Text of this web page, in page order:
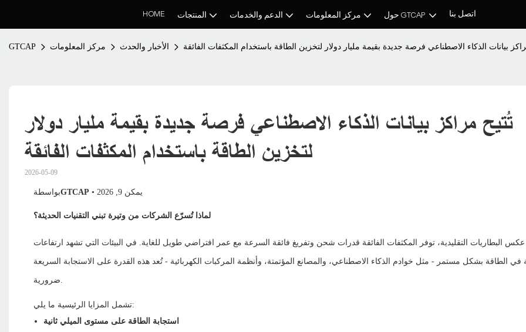
HOME المنتجات الدعم والخدمات مركز المعلومات حول GTCAP اتصل بنا
GTCAP مركز المعلومات الأخبار والحدث بيانات الذكاء الاصطناعي فرصة جديدة بقيمة مليار دولار لتخزين الطاقة باستخدام المكثفات الفائقة
تُتيح مراكز بيانات الذكاء الاصطناعي فرصة جديدة بقيمة مليار دولار
لتخزين الطاقة باستخدام المكثفات الفائقة
2026-05-09
بواسطةGTCAP • يمكن9, 2026
لماذا تُسرّع الشركات من وتيرة تبني التقنيات الحديثة؟
البطاريات التقليدية، توفر المكثفات الفائقة قدرات شحن وتفريغ فائقة السرعة مع عمر افتراضي طويل للغاية. في البيئات التي تشهد ارتفاعات
في الطاقة بشكل مستمر - مثل خوادم الذكاء الاصطناعي، والمصانع المؤتمتة، وأنظمة المركبات الكهربائية - تُعد هذه القدرة على الاستجابة السريعة
تشمل المزايا الرئيسية ما يلي:
استجابة الطاقة على مستوى الميلي ثانية